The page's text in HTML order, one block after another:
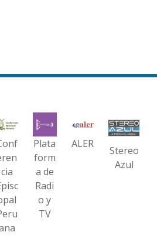
cia
Plata
form
a de
Radi
o y
TV
ALER
Stereo
Azul